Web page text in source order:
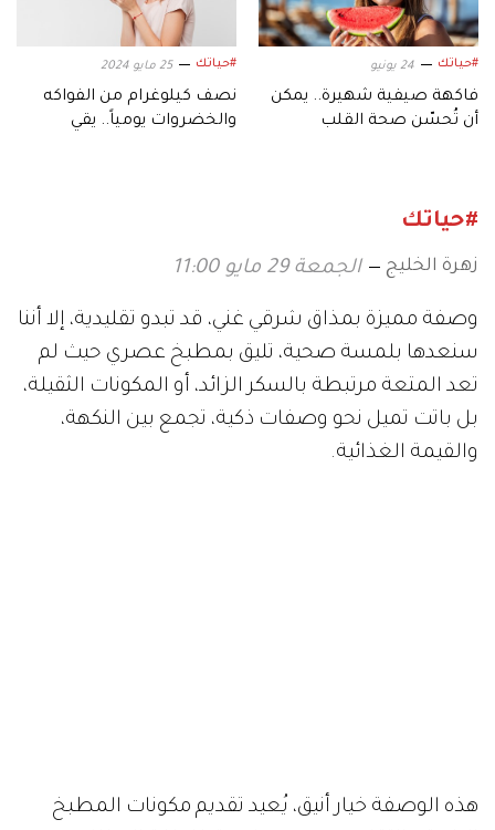
#حياتك 24 يونيو
فاكهة صيفية شهيرة.. يمكن
أن تُحسّن صحة القلب
#حياتك 25 مايو 2024
نصف كيلوغرام من الفواكه
والخضروات يومياً.. يقي
#حياتك
زهرة الخليج الجمعة 29 مايو 11:00
وصفة مميزة بمذاق شرقي غني، قد تبدو تقليدية، إلا أننا
سنعدها بلمسة صحية، تليق بمطبخ عصري حيث لم
تعد المتعة مرتبطة بالسكر الزائد، أو المكونات الثقيلة،
بل باتت تميل نحو وصفات ذكية، تجمع بين النكهة،
والقيمة الغذائية.
هذه الوصفة خيار أنيق، يُعيد تقديم مكونات المطبخ